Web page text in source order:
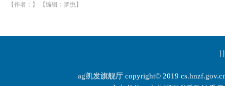
【作者：】 【编辑：罗悦】
|
ag凯发旗舰厅 copyright© 2019